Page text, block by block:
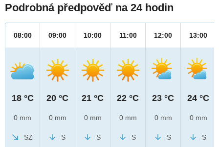
Podrobná předpověď na 24 hodin
08:00
18 °C
0 mm
SZ
09:00
20 °C
0 mm
S
10:00
21 °C
0 mm
S
11:00
22 °C
0 mm
S
12:00
23 °C
0 mm
S
13:00
24 °C
0 mm
S